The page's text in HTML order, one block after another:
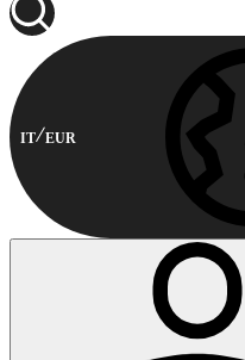
IT EUR